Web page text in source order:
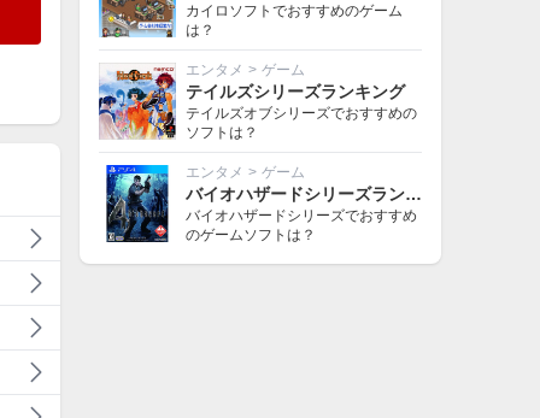
カイロソフトでおすすめのゲーム
は？
エンタメ > ゲーム
テイルズシリーズランキング
テイルズオブシリーズでおすすめの
ソフトは？
エンタメ > ゲーム
バイオハザードシリーズランキング
バイオハザードシリーズでおすすめ
のゲームソフトは？